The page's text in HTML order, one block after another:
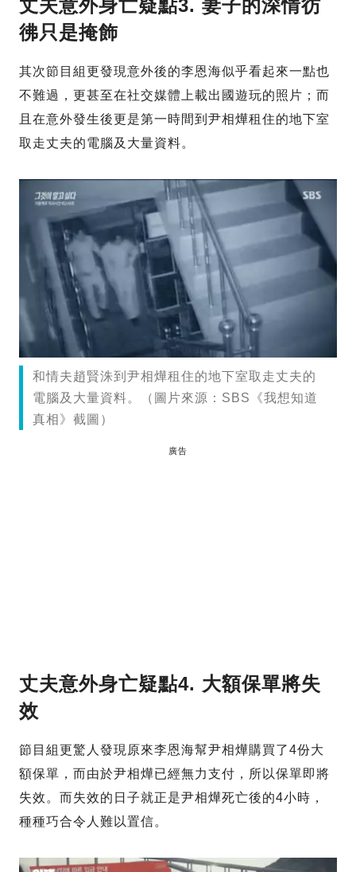
丈夫意外身亡疑點3. 妻子的深情彷
彿只是掩飾
其次節目組更發現意外後的李恩海似乎看起來一點也
不難過，更甚至在社交媒體上載出國遊玩的照片；而
且在意外發生後更是第一時間到尹相燁租住的地下室
取走丈夫的電腦及大量資料。
和情夫趙賢洙到尹相燁租住的地下室取走丈夫的
電腦及大量資料。（圖片來源：SBS《我想知道
真相》截圖）
廣告
丈夫意外身亡疑點4. 大額保單將失
效
節目組更驚人發現原來李恩海幫尹相燁購買了4份大
額保單，而由於尹相燁已經無力支付，所以保單即將
失效。而失效的日子就正是尹相燁死亡後的4小時，
種種巧合令人難以置信。